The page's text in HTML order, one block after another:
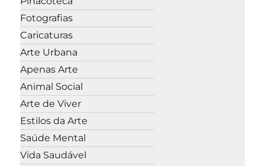
Fotografias
Caricaturas
Arte Urbana
Apenas Arte
Animal Social
Arte de Viver
Estilos da Arte
Saúde Mental
Vida Saudável